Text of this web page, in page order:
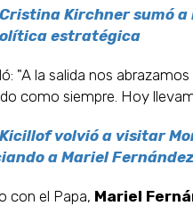
Cristina Kirchner sumó a
estratégica
"A la salida nos
como siempre. Hoy
Kicillof volvió a visitar
a Mariel Fernández
con el Papa, Mariel